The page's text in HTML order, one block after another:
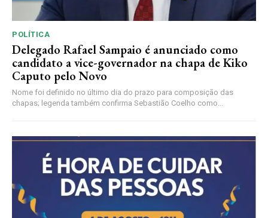
POLÍTICA
Delegado Rafael Sampaio é anunciado como
candidato a vice-governador na chapa de Kiko
Caputo pelo Novo
Nome foi definido no último dia do prazo para composição das
chapas; legenda também confirma Sebastião Coelho como...